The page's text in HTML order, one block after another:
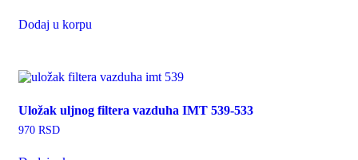
Dodaj u korpu
Uložak uljnog filtera vazduha IMT 539-533
970 RSD